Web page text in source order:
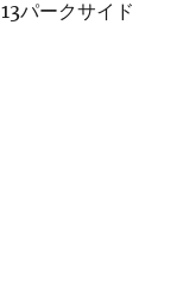
パークサイド